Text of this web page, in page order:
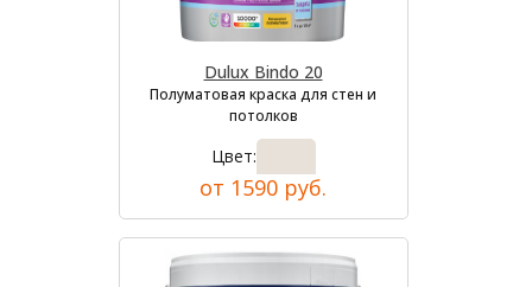
Dulux Bindo 20
Полуматовая краска для стен и
потолков
Цвет:
от 1590 руб.